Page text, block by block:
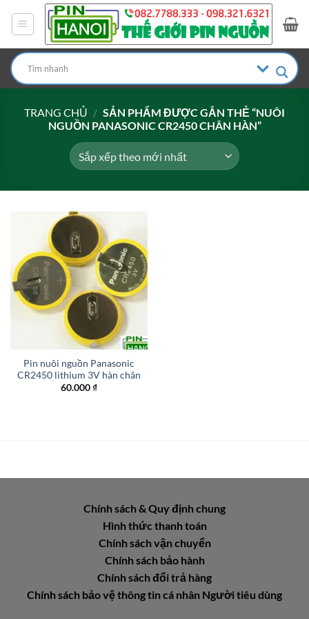
dung
TRANG CHỦ / SẢN PHẨM ĐƯỢC GẮN THẺ “NUÔI
NGUỒN PANASONIC CR2450 CHÂN HÀN”
Pin nuôi nguồn Panasonic
CR2450 lithium 3V hàn chân
60.000₫
Chính sách & Quy định chung
Hình thức thanh toán
Chính sách vận chuyển
Chính sách bảo hành
Chính sách đổi trả hàng
Chính sách bảo vệ thông tin cá nhân Người tiêu dùng